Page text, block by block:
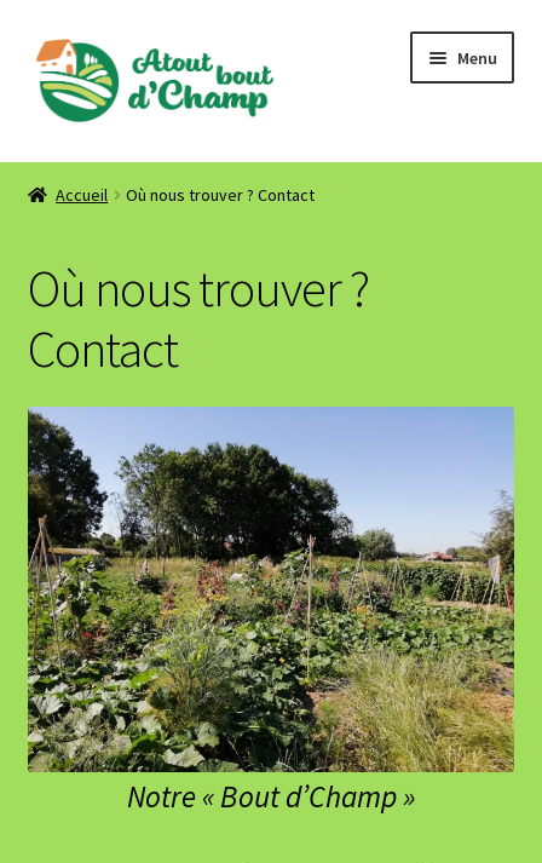
Aller
la
Aller
au
contenu
Menu
Accueil
Accueil Où nous trouver ? Contact
Où nous trouver ?
Contact
Notre « Bout d’Champ »